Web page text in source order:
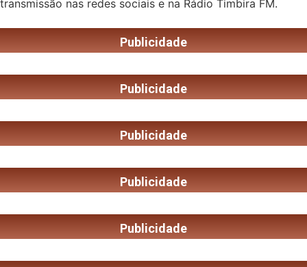
transmissão nas redes sociais e na Rádio Timbira FM.
Publicidade
Publicidade
Publicidade
Publicidade
Publicidade